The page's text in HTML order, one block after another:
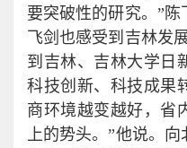
要突破性的研究。”
飞剑也感受到吉林发
到吉林、吉林大学日
科技创新、科技成果
商环境越变越好，省
上的势头。”他说。